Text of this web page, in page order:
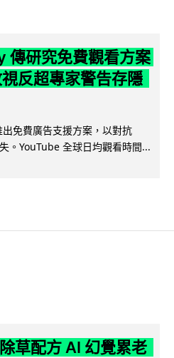
傳研究免費觀看方案
反超專家警告存隱
免費廣告支援方案，以對抗
。YouTube 全球日均觀看時間...
草配方 AI 幻覺累老